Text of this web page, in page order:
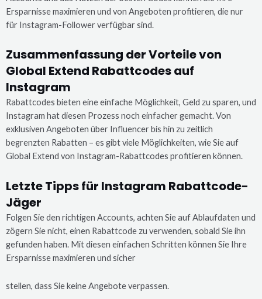
Ersparnisse maximieren und von Angeboten profitieren, die nur
für Instagram-Follower verfügbar sind.
Zusammenfassung der Vorteile von
Global Extend Rabattcodes auf
Instagram
Rabattcodes bieten eine einfache Möglichkeit, Geld zu sparen, und
Instagram hat diesen Prozess noch einfacher gemacht. Von
exklusiven Angeboten über Influencer bis hin zu zeitlich
begrenzten Rabatten – es gibt viele Möglichkeiten, wie Sie auf
Global Extend von Instagram-Rabattcodes profitieren können.
Letzte Tipps für Instagram Rabattcode-
Jäger
Folgen Sie den richtigen Accounts, achten Sie auf Ablaufdaten und
zögern Sie nicht, einen Rabattcode zu verwenden, sobald Sie ihn
gefunden haben. Mit diesen einfachen Schritten können Sie Ihre
Ersparnisse maximieren und sicher
stellen, dass Sie keine Angebote verpassen.